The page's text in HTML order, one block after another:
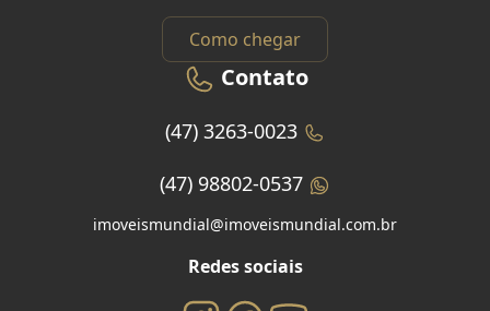
Como chegar
Contato
(47) 3263-0023
(47) 98802-0537
imoveismundial@imoveismundial.com.br
Redes sociais